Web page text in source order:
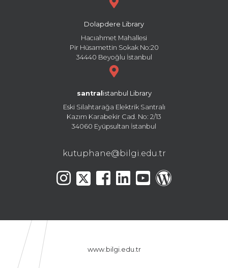
Dolapdere Library
Hacıahmet Mahallesi
Pir Hüsamettin Sokak No:20
34440 Beyoğlu İstanbul
santral istanbul Library
Eski Silahtarağa Elektrik Santralı
Kazım Karabekir Cad. No: 2/13
34060 Eyüpsultan İstanbul
kutuphane@bilgi.edu.tr
www.bilgi.edu.tr